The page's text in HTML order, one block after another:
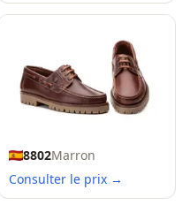
8802Marron
Consulter le prix →